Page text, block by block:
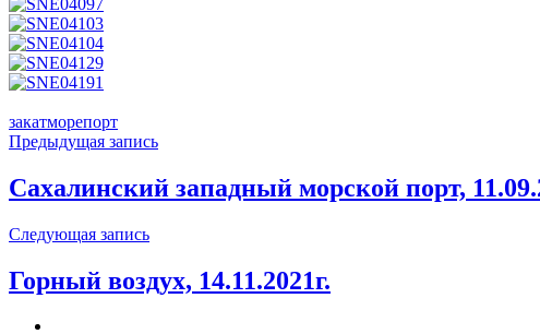
закатморепорт
Навигация
по
записям
Предыдущая запись
Сахалинский западный морской порт,
Предыдущая
Следующая запись
Горный воздух, 14.11.2021г.
Следующая